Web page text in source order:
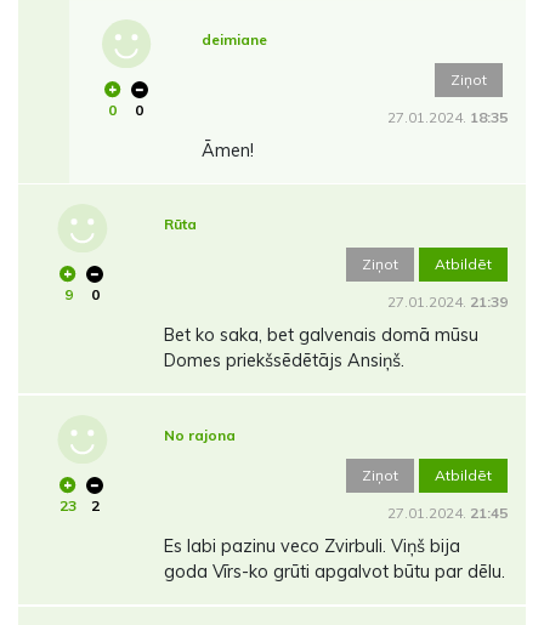
0 0
deimiane
Ziņot
27.01.2024. 18:35
Āmen!
9 0
Rūta
Ziņot Atbildēt
27.01.2024. 21:39
Bet ko saka, bet galvenais domā mūsu
Domes priekšsēdētājs Ansiņš.
23 2
No rajona
Ziņot Atbildēt
27.01.2024. 21:45
Es labi pazinu veco Zvirbuli. Viņš bija
goda Vīrs-ko grūti apgalvot būtu par dēlu.